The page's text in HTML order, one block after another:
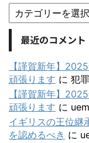
最近のコメント
【謹賀新年】
頑張ります に 犯
【謹賀新年】
頑張ります に
イギリスの王位継
を認めるべき に